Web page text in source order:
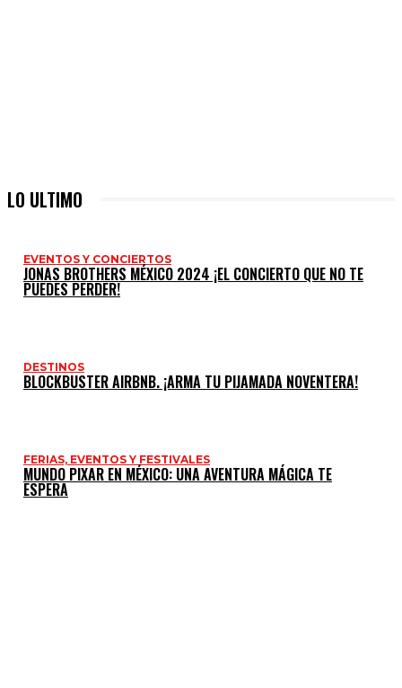
LO ULTIMO
EVENTOS Y CONCIERTOS
JONAS BROTHERS MÉXICO 2024 ¡EL CONCIERTO QUE NO TE
PUEDES PERDER!
DESTINOS
BLOCKBUSTER AIRBNB. ¡ARMA TU PIJAMADA NOVENTERA!
FERIAS, EVENTOS Y FESTIVALES
MUNDO PIXAR EN MÉXICO: UNA AVENTURA MÁGICA TE
ESPERA